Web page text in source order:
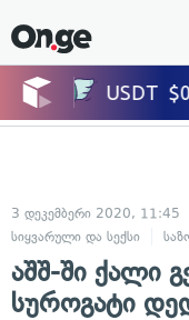
3 დეკემბერი 2020, 11:45
სიყვარული და სექსი
აშშ-ში ქალი
სუროგატი